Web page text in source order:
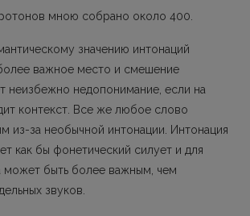
мною собрано около 400.
значению интонаций
важное место и смешение
неизбежно недопонимание, если на
контекст. Все же любое слово
из-за необычной интонации. Ин­тонация
как бы фонетический силует и для
может быть более важным, чем
звуков.